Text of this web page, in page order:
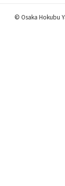
© Osaka Hokubu